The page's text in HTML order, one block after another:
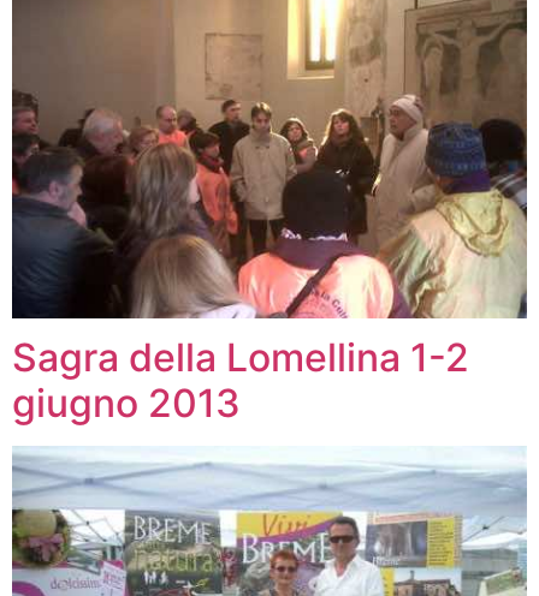
Sagra della Lomellina 1-2
giugno 2013